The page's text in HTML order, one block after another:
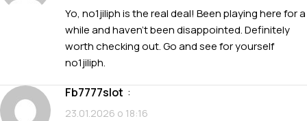
Yo, no1jiliph is the real deal! Been playing here for a
while and haven’t been disappointed. Definitely
worth checking out. Go and see for yourself
no1jiliph.
fb7777slot :
23.01.2026 о 18:16